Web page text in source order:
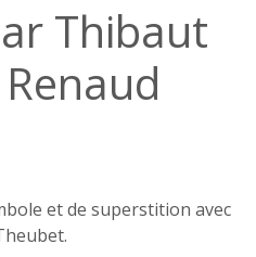
Thibaut
et de superstition avec